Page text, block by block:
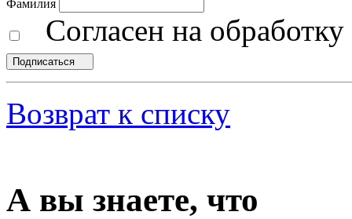
Фамилия
Согласен на
Подписаться
Возврат к списку
А вы знаете, что